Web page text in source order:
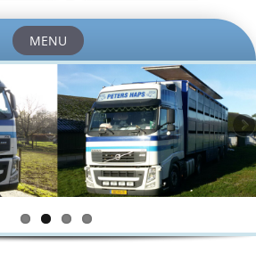
MENU